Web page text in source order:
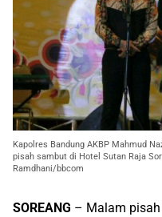
Kapolres Bandung AKBP Mahmud
pisah sambut di Hotel Sutan Raja
Ramdhani/bbcom
SOREANG – Malam